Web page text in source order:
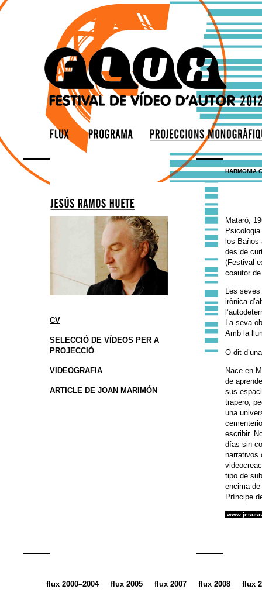
HARMONIA
CV
SELECCIÓ DE VÍDEOS PER A
PROJECCIÓ
VIDEOGRAFIA
ARTICLE DE JOAN MARIMÓN
Mataró,
los
des de
(Festival
coautor
Les
irònica
La seva
Amb la
O dit
Nace en
de
sus
trapero,
una
escribir.
días sin
narrativos
tipo de
encima
Príncipe
flux 2000–2004 flux 2005 flux 2007 flux 2008 flux